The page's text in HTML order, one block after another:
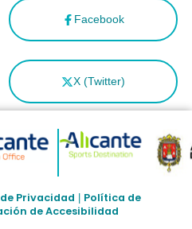
Facebook
X (Twitter)
Privacidad
Política de
de Accesibilidad